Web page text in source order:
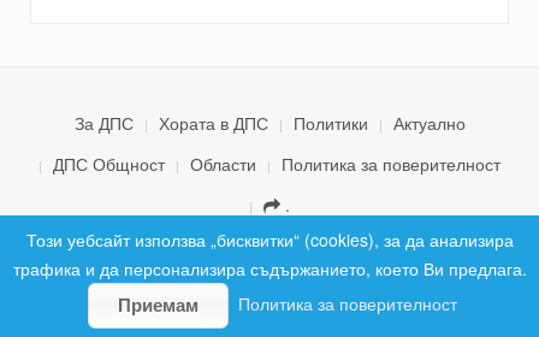
За ДПС Хората в ДПС Политики
Актуално
ДПС Общност
Области
Политика за поверителност
.
© 2026 ДПС България. Всички права запазени.
Този уебсайт използва „бисквитки“ (cookies), за да анализира
трафика и да персонализира съдържанието, което Ви предлага.
Приемам Политика за поверителност